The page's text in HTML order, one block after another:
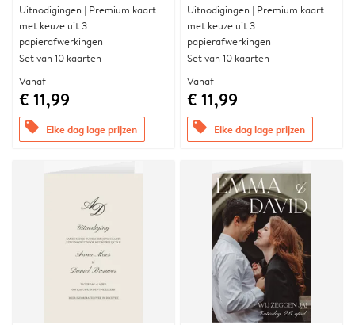
Uitnodigingen | Premium kaart
met keuze uit 3
papierafwerkingen
Set van 10 kaarten
Vanaf
€ 11,99
offers Elke dag lage prijzen
Uitnodigingen | Premium kaart
met keuze uit 3
papierafwerkingen
Set van 10 kaarten
Vanaf
€ 11,99
offers Elke dag lage prijzen